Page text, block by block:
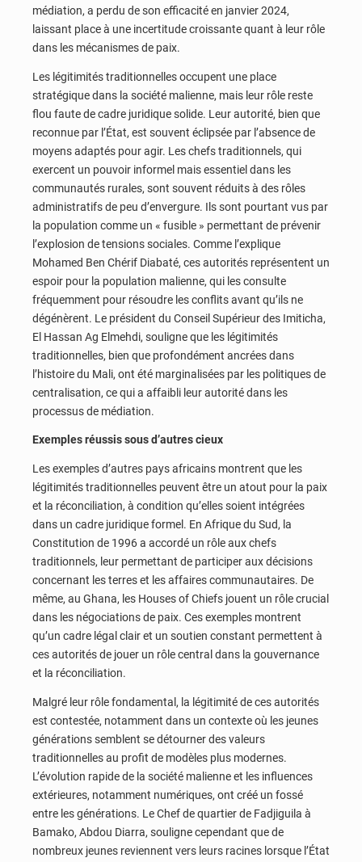
médiation, a perdu de son efficacité en janvier 2024,
laissant place à une incertitude croissante quant à leur rôle
dans les mécanismes de paix.
Les légitimités traditionnelles occupent une place
stratégique dans la société malienne, mais leur rôle reste
flou faute de cadre juridique solide. Leur autorité, bien que
reconnue par l’État, est souvent éclipsée par l’absence de
moyens adaptés pour agir. Les chefs traditionnels, qui
exercent un pouvoir informel mais essentiel dans les
communautés rurales, sont souvent réduits à des rôles
administratifs de peu d’envergure. Ils sont pourtant vus par
la population comme un « fusible » permettant de prévenir
l’explosion de tensions sociales. Comme l’explique
Mohamed Ben Chérif Diabaté, ces autorités représentent un
espoir pour la population malienne, qui les consulte
fréquemment pour résoudre les conflits avant qu’ils ne
dégénèrent. Le président du Conseil Supérieur des Imiticha,
El Hassan Ag Elmehdi, souligne que les légitimités
traditionnelles, bien que profondément ancrées dans
l’histoire du Mali, ont été marginalisées par les politiques de
centralisation, ce qui a affaibli leur autorité dans les
processus de médiation.
Exemples réussis sous d’autres cieux
Les exemples d’autres pays africains montrent que les
légitimités traditionnelles peuvent être un atout pour la paix
et la réconciliation, à condition qu’elles soient intégrées
dans un cadre juridique formel. En Afrique du Sud, la
Constitution de 1996 a accordé un rôle aux chefs
traditionnels, leur permettant de participer aux décisions
concernant les terres et les affaires communautaires. De
même, au Ghana, les Houses of Chiefs jouent un rôle crucial
dans les négociations de paix. Ces exemples montrent
qu’un cadre légal clair et un soutien constant permettent à
ces autorités de jouer un rôle central dans la gouvernance
et la réconciliation.
Malgré leur rôle fondamental, la légitimité de ces autorités
est contestée, notamment dans un contexte où les jeunes
générations semblent se détourner des valeurs
traditionnelles au profit de modèles plus modernes.
L’évolution rapide de la société malienne et les influences
extérieures, notamment numériques, ont créé un fossé
entre les générations. Le Chef de quartier de Fadjiguila à
Bamako, Abdou Diarra, souligne cependant que de
nombreux jeunes reviennent vers leurs racines lorsque l’État